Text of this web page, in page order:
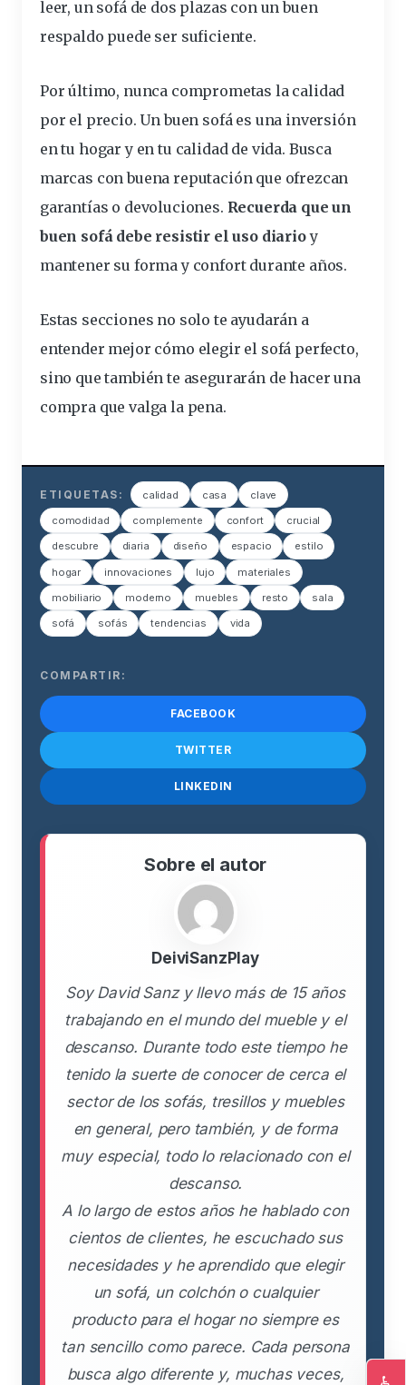
leer, un sofá de dos plazas con un buen
respaldo puede ser suficiente.
Por último, nunca comprometas la calidad
por el precio. Un buen sofá es una inversión
en tu hogar y en tu calidad de vida. Busca
marcas con buena reputación que ofrezcan
garantías o devoluciones. Recuerda que un
buen sofá debe resistir el uso diarioy
mantener su forma y confort durante años.
Estas secciones no solo te ayudarán a
entender mejor cómo elegir el sofá perfecto,
sino que también te asegurarán de hacer una
compra que valga la pena.
ETIQUETAS: calidad casa clave
comodidad complemente confort crucial
descubre diaria diseño espacio estilo
hogar innovaciones lujo materiales
mobiliario moderno muebles resto sala
sofá sofás tendencias vida
COMPARTIR:
FACEBOOK
TWITTER
LINKEDIN
Sobre el autor
DeiviSanzPlay
Soy David Sanz y llevo más de 15 años
trabajando en el mundo del mueble y el
descanso. Durante todo este tiempo he
tenido la suerte de conocer de cerca el
sector de los sofás, tresillos y muebles
en general, pero también, y de forma
muy especial, todo lo relacionado con el
descanso.
A lo largo de estos años he hablado con
cientos de clientes, he escuchado sus
necesidades y he aprendido que elegir
un sofá, un colchón o cualquier
producto para el hogar no siempre es
tan sencillo como parece. Cada persona
busca algo diferente y, muchas veces,